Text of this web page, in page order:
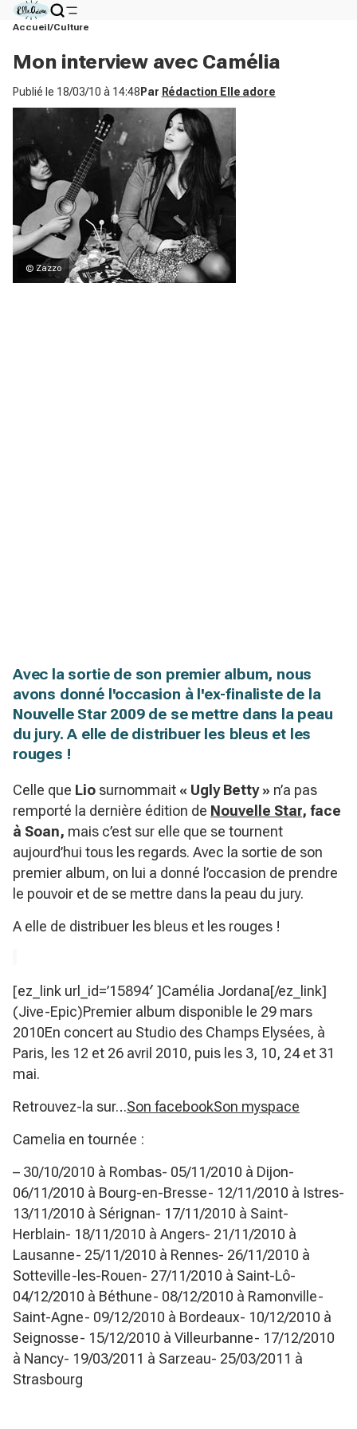
Accueil Culture
Mon interview avec Camélia
Publié le 18/03/10 à 14:48 Par Rédaction Elle adore
© Zazzo
Avec la sortie de son premier album, nous
avons donné l'occasion à l'ex-finaliste de la
Nouvelle Star 2009 de se mettre dans la peau
du jury. A elle de distribuer les bleus et les
rouges !
Celle que Lio surnommait « Ugly Betty » n’a pas
remporté la dernière édition de Nouvelle Star, face
à Soan, mais c’est sur elle que se tournent
aujourd’hui tous les regards. Avec la sortie de son
premier album, on lui a donné l’occasion de prendre
le pouvoir et de se mettre dans la peau du jury.
A elle de distribuer les bleus et les rouges !
[ez_link url_id=’15894′ ]Camélia Jordana[/ez_link]
(Jive-Epic)Premier album disponible le 29 mars
2010En concert au Studio des Champs Elysées, à
Paris, les 12 et 26 avril 2010, puis les 3, 10, 24 et 31
mai.
Retrouvez-la sur…Son facebookSon myspace
Camelia en tournée :
– 30/10/2010 à Rombas- 05/11/2010 à Dijon-
06/11/2010 à Bourg-en-Bresse- 12/11/2010 à Istres-
13/11/2010 à Sérignan- 17/11/2010 à Saint-
Herblain- 18/11/2010 à Angers- 21/11/2010 à
Lausanne- 25/11/2010 à Rennes- 26/11/2010 à
Sotteville-les-Rouen- 27/11/2010 à Saint-Lô-
04/12/2010 à Béthune- 08/12/2010 à Ramonville-
Saint-Agne- 09/12/2010 à Bordeaux- 10/12/2010 à
Seignosse- 15/12/2010 à Villeurbanne- 17/12/2010
à Nancy- 19/03/2011 à Sarzeau- 25/03/2011 à
Strasbourg